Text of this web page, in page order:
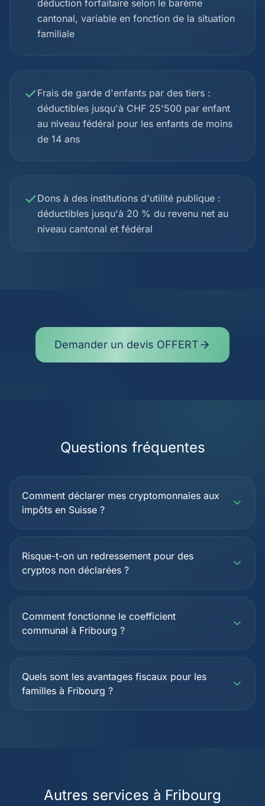
déduction forfaitaire selon le barème
cantonal, variable en fonction de la situation
familiale
Frais de garde d'enfants par des tiers :
déductibles jusqu'à CHF 25'500 par enfant
au niveau fédéral pour les enfants de moins
de 14 ans
Dons à des institutions d'utilité publique :
déductibles jusqu'à 20 % du revenu net au
niveau cantonal et fédéral
Demander un devis OFFERT
Questions fréquentes
Comment déclarer mes cryptomonnaies aux
impôts en Suisse ?
Risque-t-on un redressement pour des
cryptos non déclarées ?
Comment fonctionne le coefficient
communal à Fribourg ?
Quels sont les avantages fiscaux pour les
familles à Fribourg ?
Autres services à Fribourg